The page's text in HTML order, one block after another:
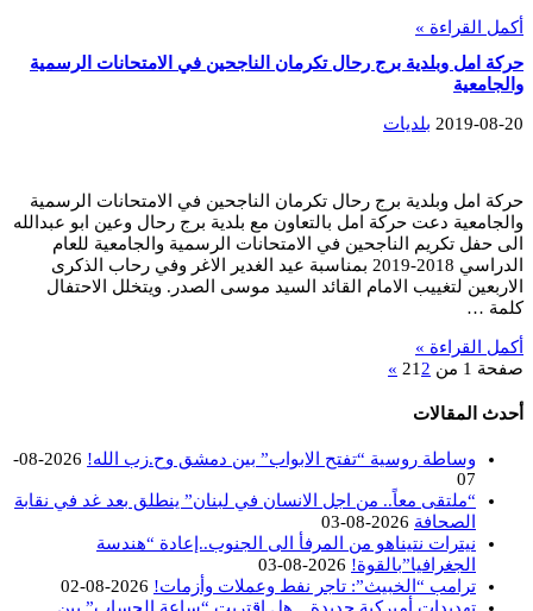
أكمل القراءة »
حركة امل وبلدية برج رحال تكرمان الناجحين في الامتحانات الرسمية
والجامعية
2019-08-20 بلديات
حركة امل وبلدية برج رحال تكرمان الناجحين في الامتحانات الرسمية
والجامعية دعت حركة امل بالتعاون مع بلدية برج رحال وعين ابو عبدالله
الى حفل تكريم الناجحين في الامتحانات الرسمية والجامعية للعام
الدراسي 2018-2019 بمناسبة عيد الغدير الاغر وفي رحاب الذكرى
الاربعين لتغييب الامام القائد السيد موسى الصدر. ويتخلل الاحتفال
كلمة …
أكمل القراءة »
صفحة 1 من 2
12
»
أحدث المقالات
وساطة روسية “تفتح الابواب” بين دمشق وح.زب الله!
2026-08-
07
“ملتقى معاً.. من اجل الانسان في لبنان” ينطلق بعد غد في نقابة
الصحافة 2026-08-03
نيترات نتيناهو من المرفأ الى الجنوب..إعادة “هندسة
الجغرافيا”بالقوة! 2026-08-03
ترامب “الخبيث”: تاجر نفط وعملات وأزمات! 2026-08-02